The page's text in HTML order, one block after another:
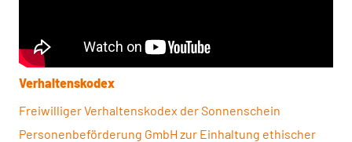
Verhaltenskodex
Freiwilliger Verhaltenskodex der Sonnen­schein
Personen­beförderung GmbH zur Einhaltung ethischer